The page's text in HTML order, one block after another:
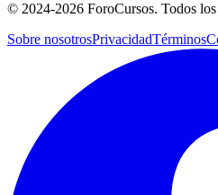
© 2024-2026 ForoCursos. Todos
Sobre nosotrosPrivacidadTérminos